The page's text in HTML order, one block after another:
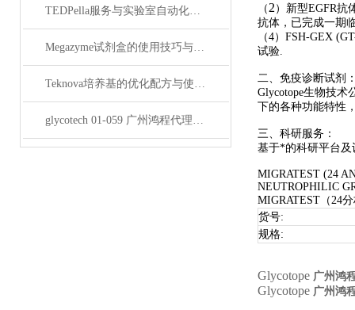
TEDPella服务与实验室自动化设备的整合
Megazyme试剂盒的使用技巧与实验优化方法
Teknova培养基的优化配方与使用技巧
glycotech 01-059 广州鸿程代理：开启糖生物学研究新征程
（ 2 ）新型EGFR抗
抗体，已完成一期
（4） FSH-GEX
试验.
二、免疫诊断试剂
Glycotope生物技术
下的各种功能特性
三、科研服务：
基于*的科研平台
MIGRATEST (24
NEUTROPHILIC
MIGRATEST（24
货号:
规格:
Glycotope 广州鸿
Glycotope 广州鸿